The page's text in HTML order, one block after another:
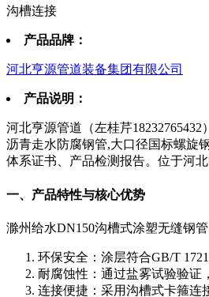
沟槽连接
产品品牌：
河北亨源管道装备集团有限公司
产品说明：
河北亨源管道（左桂芹
沥青走水防腐钢管,大口径国标螺旋
体系证书、产品检测报告。位于河
一、产品特性与核心优势
滁州给水DN150沟槽式涂塑无缝钢
环保安全：涂层符合GB/T
耐腐蚀性：通过盐雾试验验证
连接便捷：采用沟槽式卡箍连